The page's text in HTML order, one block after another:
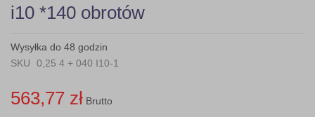
of
the
gallery
i10 *140 obrotów
Wysyłka do 48 godzin
SKU
0,25 4 + 040 I10-1
563,77 zł Brutto